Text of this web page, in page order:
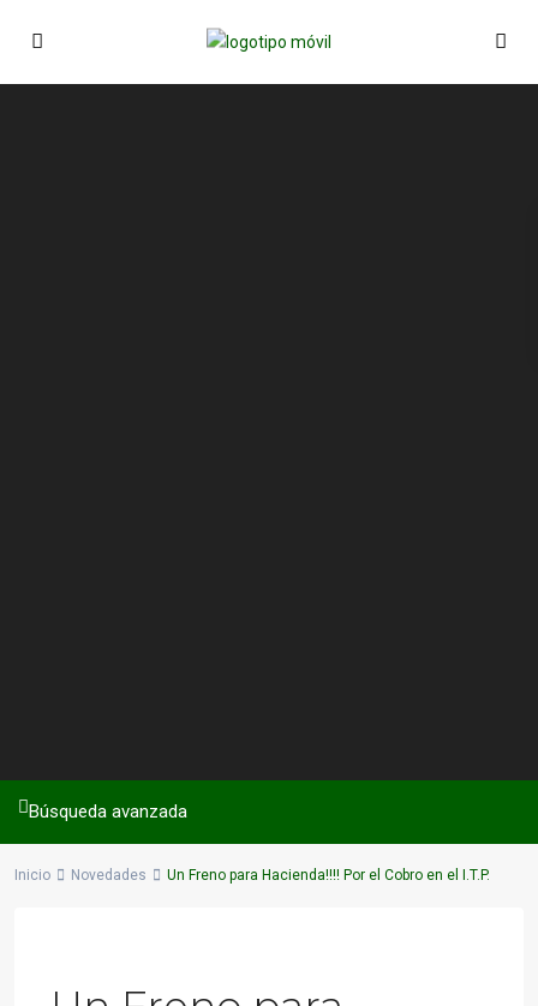
Búsqueda avanzada
Inicio Novedades Un Freno para Hacienda!!!! Por el Cobro en el I.T.P.